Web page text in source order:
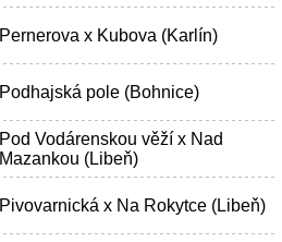
Pernerova x Kubova (Karlín)
Podhajská pole (Bohnice)
Pod Vodárenskou věží x Nad
Mazankou (Libeň)
Pivovarnická x Na Rokytce (Libeň)